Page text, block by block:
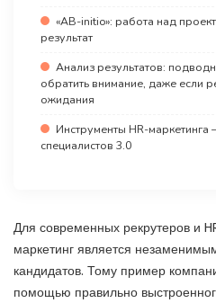
«AB-initio»: работа над
результат
Анализ результатов:
обратить внимание, даже если
ожидания
Инструменты HR-
специалистов 3.0
Для современных рекрутеров и
маркетинг является
кандидатов. Тому пример
помощью правильно